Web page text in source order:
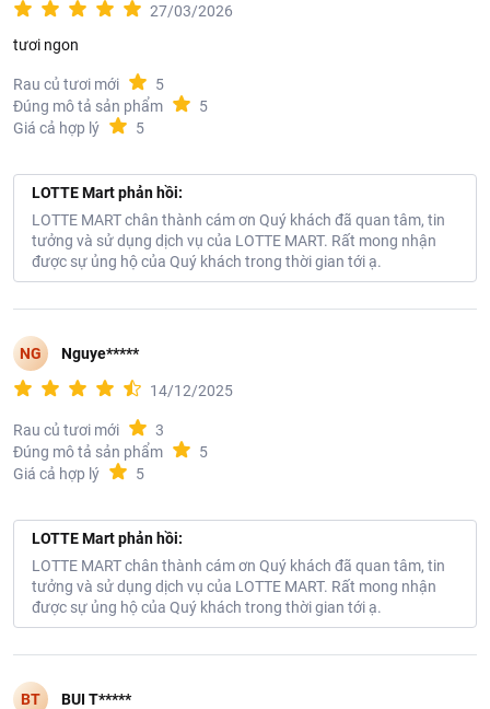
Ưu điểm nổi bật:
Cải Ngọtcó thân tròn, phần lá có dạng tròn hoặc tù, màu xanh
mướt. Là loài rau thuộc họ cải, rất dễ ăn và giàu chất dinh
27/03/2026
tươi ngon
Rau củ tươi mới
5
Đúng mô tả sản phẩm
5
Giá cả hợp lý
5
LOTTE Mart phản hồi:
LOTTE MART chân thành cám ơn Quý khách đã quan tâm, tin
tưởng và sử dụng dịch vụ của LOTTE MART. Rất mong nhận
được sự ủng hộ của Quý khách trong thời gian tới ạ.
NG Nguye*****
14/12/2025
Rau củ tươi mới
3
Đúng mô tả sản phẩm
5
Giá cả hợp lý
5
LOTTE Mart phản hồi:
LOTTE MART chân thành cám ơn Quý khách đã quan tâm, tin
tưởng và sử dụng dịch vụ của LOTTE MART. Rất mong nhận
được sự ủng hộ của Quý khách trong thời gian tới ạ.
BT BUI T*****